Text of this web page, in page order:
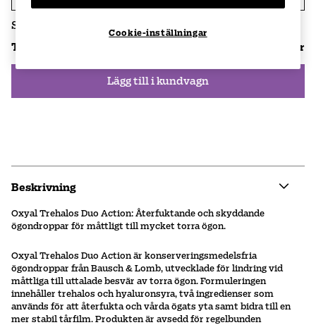
Skickas inom
Totalt
122 kr
Lägg till i kundvagn
Beskrivning
Oxyal Trehalos Duo Action: Återfuktande och skyddande
ögondroppar för måttligt till mycket torra ögon.
Oxyal Trehalos Duo Action är konserveringsmedelsfria
ögondroppar från Bausch & Lomb, utvecklade för lindring vid
måttliga till uttalade besvär av torra ögon. Formuleringen
innehåller trehalos och hyaluronsyra, två ingredienser som
används för att återfukta och vårda ögats yta samt bidra till en
mer stabil tårfilm. Produkten är avsedd för regelbunden
Cookie-inställningar